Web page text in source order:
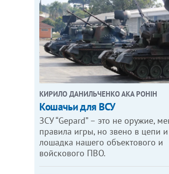
КИРИЛО ДАНИЛЬЧЕНКО АКА РОНІН
Кошачьи для ВСУ
ЗСУ “Gepard” – это не оружие,
правила игры, но звено в цепи
лошадка нашего объектового и
войскового ПВО.